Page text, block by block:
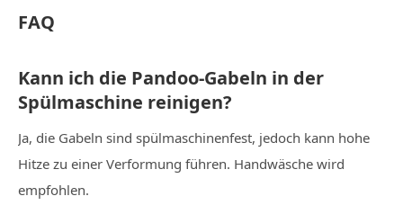
FAQ
Kann ich die Pandoo-Gabeln in der
Spülmaschine reinigen?
Ja, die Gabeln sind spülmaschinenfest, jedoch kann hohe
Hitze zu einer Verformung führen. Handwäsche wird
empfohlen.